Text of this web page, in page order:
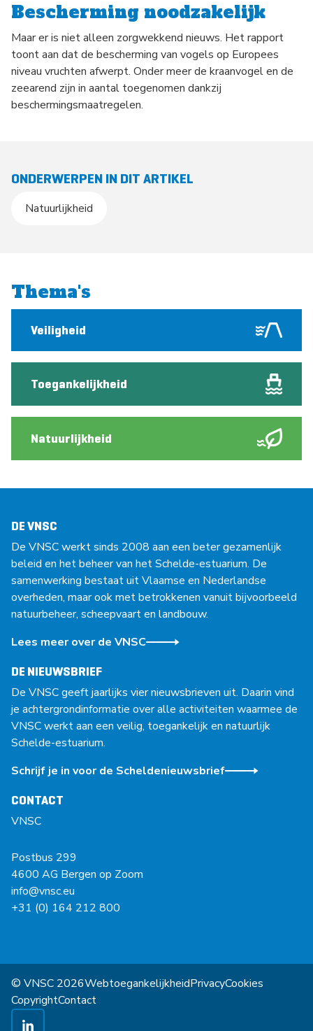
Bescherming noodzakelijk
Maar er is niet alleen zorgwekkend nieuws. Het rapport
toont aan dat de bescherming van vogels op Europees
niveau vruchten afwerpt. Onder meer de kraanvogel en de
zeearend zijn in aantal toegenomen dankzij
beschermingsmaatregelen.
ONDERWERPEN IN DIT ARTIKEL
Natuurlijkheid
Thema's
Veiligheid
Toegankelijkheid
Natuurlijkheid
DE VNSC
De VNSC werkt sinds 2008 aan een beter gezamenlijk
beleid en het beheer van het Schelde-estuarium. De
samenwerking bestaat uit Vlaamse en Nederlandse
overheden, maar ook met betrokkenen vanuit bijvoorbeeld
natuurbeheer, scheepvaart en landbouw.
Lees meer over de VNSC
DE NIEUWSBRIEF
De VNSC geeft jaarlijks vier nieuwsbrieven uit. Daarin vind
je achtergrondinformatie over alle activiteiten waarmee de
VNSC werkt aan een veilig, toegankelijk en natuurlijk
Schelde-estuarium.
Schrijf je in voor de Scheldenieuwsbrief
CONTACT
VNSC
Postbus 299
4600 AG Bergen op Zoom
info@vnsc.eu
+31 (0) 164 212 800
© VNSC 2026WebtoegankelijkheidPrivacyCookies
CopyrightContact